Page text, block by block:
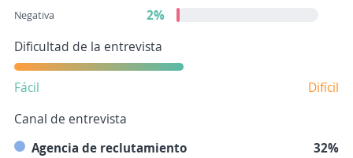
Negativa
2%
Dificultad de la entrevista
Fácil
Difícil
Canal de entrevista
Agencia de reclutamiento
32%